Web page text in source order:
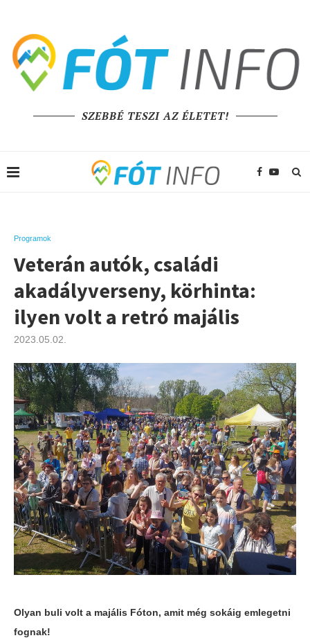
SZEBBÉ TESZI AZ ÉLETET!
Programok
Veterán autók, családi
akadályverseny, körhinta:
ilyen volt a retró majális
2023.05.02.
Olyan buli volt a majális Fóton, amit még sokáig emlegetni
fognak!